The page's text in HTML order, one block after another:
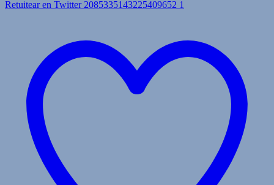
Retuitear en Twitter 2085335143225409652 1